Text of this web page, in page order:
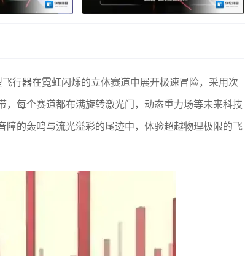
行器在霓虹闪烁的立体赛道中展开极速冒险，采用次
每个赛道都布满旋转激光门，动态重力场等未来科技
的轰鸣与流光溢彩的尾迹中，体验超越物理极限的飞